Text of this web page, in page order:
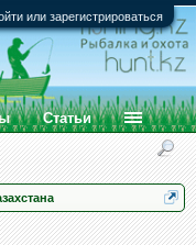
или зарегистрироваться
Статьи